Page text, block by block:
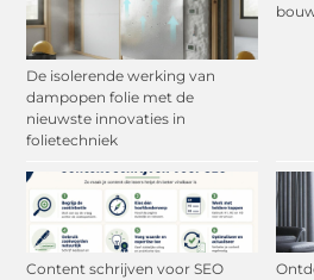
De isolerende werking van
dampopen folie met de
nieuwste innovaties in
folietechniek
Content schrijven voor SEO